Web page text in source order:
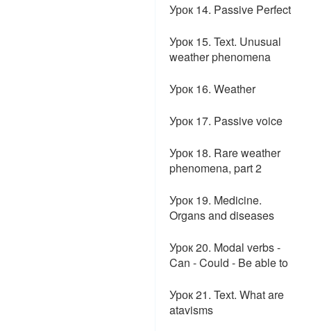
Урок 14. Passive Perfect
Урок 15. Text. Unusual
weather phenomena
Урок 16. Weather
Урок 17. Passive voice
Урок 18. Rare weather
phenomena, part 2
Урок 19. Medicine.
Organs and diseases
Урок 20. Modal verbs -
Can - Could - Be able to
Урок 21. Text. What are
atavisms